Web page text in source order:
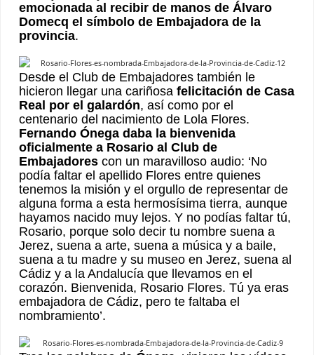
emocionada al recibir de manos de Álvaro
Domecq el símbolo de Embajadora de la
provincia.
Desde el Club de Embajadores también le
hicieron llegar una cariñosafelicitación de Casa
Real por el galardón, así como por el
centenario del nacimiento de Lola Flores.
Fernando Ónega daba la bienvenida
oficialmente a Rosario al Club de
Embajadores con un maravilloso audio: ‘No
podía faltar el apellido Flores entre quienes
tenemos la misión y el orgullo de representar de
alguna forma a esta hermosísima tierra, aunque
hayamos nacido muy lejos. Y no podías faltar tú,
Rosario, porque solo decir tu nombre suena a
Jerez, suena a arte, suena a música y a baile,
suena a tu madre y su museo en Jerez, suena al
Cádiz y a la Andalucía que llevamos en el
corazón. Bienvenida, Rosario Flores. Tú ya eras
embajadora de Cádiz, pero te faltaba el
nombramiento’.